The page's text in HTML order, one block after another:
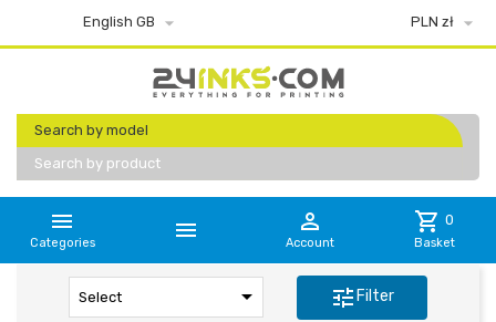
English GB  PLN zł 
Search by model
Search by product

Categories  
Account
shopping_cart 0
Basket
Select  tuneFilter